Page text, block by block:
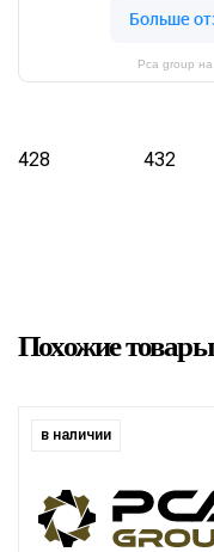
Pca group
428 432
Похожие товары
в наличии